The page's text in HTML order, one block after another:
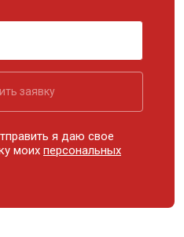
заявку
я даю свое
моихперсональных